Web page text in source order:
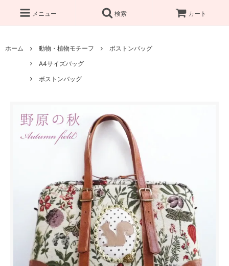
メニュー 検索 カート
ホーム 動物・植物モチーフ
ボストンバッグ
A4サイズバッグ
ボストンバッグ